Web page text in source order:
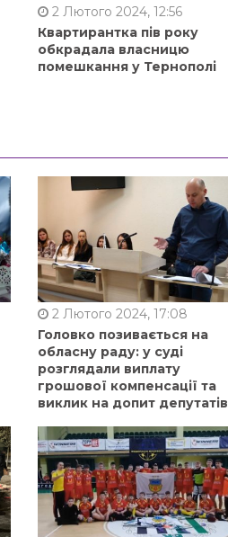
2 Лютого 2024, 12:56
Квартирантка пів року
обкрадала власницю
помешкання у Тернополі
2 Лютого 2024, 17:08
Головко позивається на
обласну раду: у суді
розглядали виплату
грошової компенсації та
виклик на допит депутатів